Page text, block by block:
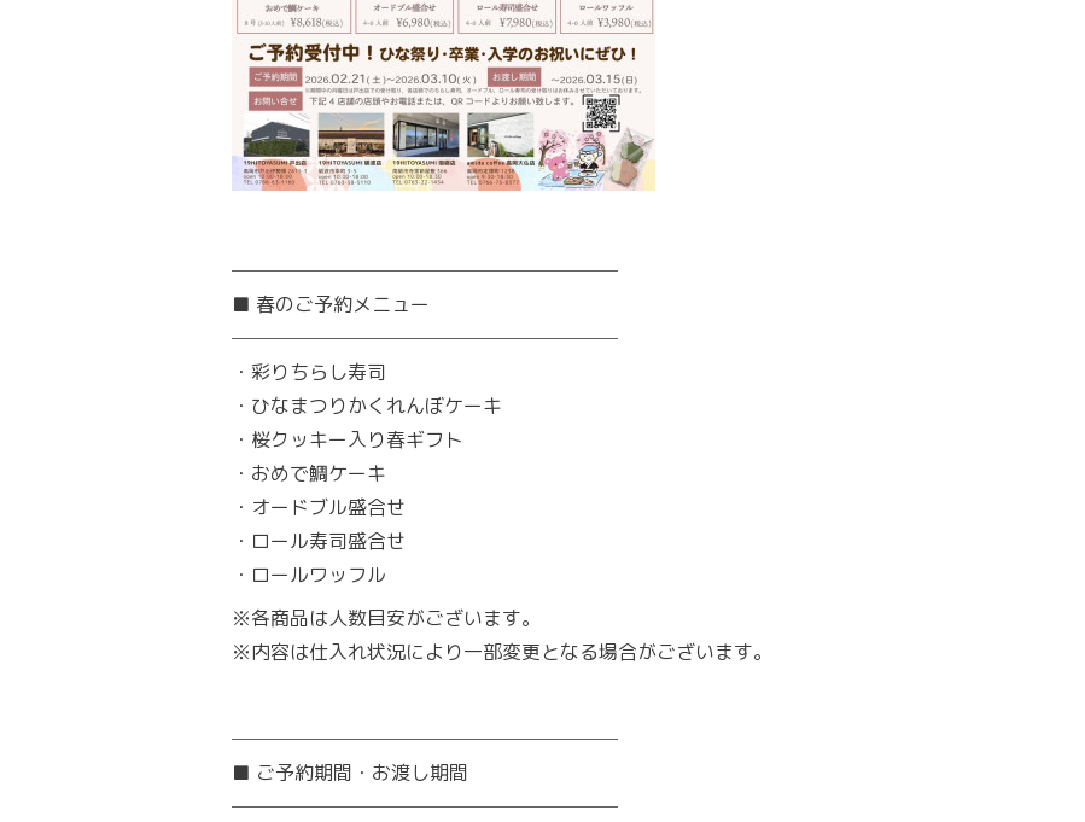
────────────────────
■ 春のご予約メニュー
────────────────────
・彩りちらし寿司
・ひなまつりかくれんぼケーキ
・桜クッキー入り春ギフト
・おめで鯛ケーキ
・オードブル盛合せ
・ロール寿司盛合せ
・ロールワッフル
※各商品は人数目安がございます。
※内容は仕入れ状況により一部変更となる場合がございます。
────────────────────
■ ご予約期間・お渡し期間
────────────────────